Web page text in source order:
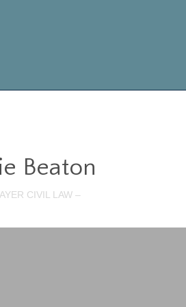
Beaton
CIVIL LAW –